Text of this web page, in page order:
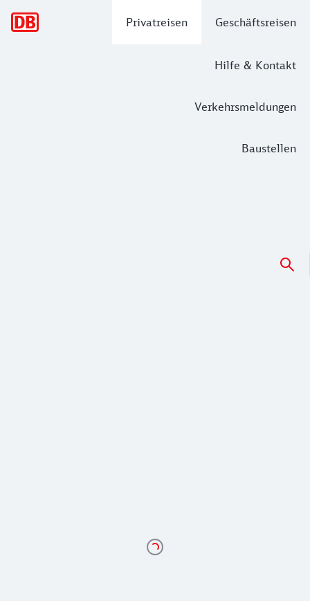
Privatreisen Geschäftsreisen
Hilfe & Kontakt
Verkehrsmeldungen
Baustellen